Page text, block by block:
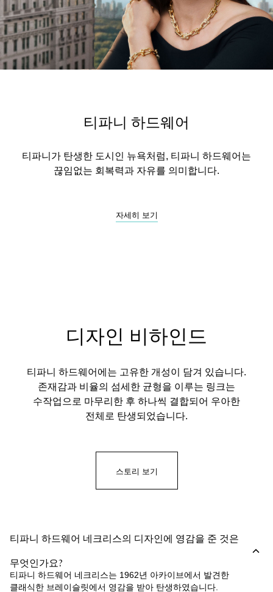
티파니 하드웨어
티파니가 탄생한 도시인 뉴욕처럼, 티파니 하드웨어는
끊임없는 회복력과 자유를 의미합니다.
자세히 보기
디자인 비하인드
티파니 하드웨어에는 고유한 개성이 담겨 있습니다.
존재감과 비율의 섬세한 균형을 이루는 링크는
수작업으로 마무리한 후 하나씩 결합되어 우아한
전체로 탄생되었습니다.
스토리 보기
티파니 하드웨어 네크리스의 디자인에 영감을 준 것은
무엇인가요?
티파니 하드웨어 네크리스는 1962년 아카이브에서 발견한
클래식한 브레이슬릿에서 영감을 받아 탄생하였습니다.